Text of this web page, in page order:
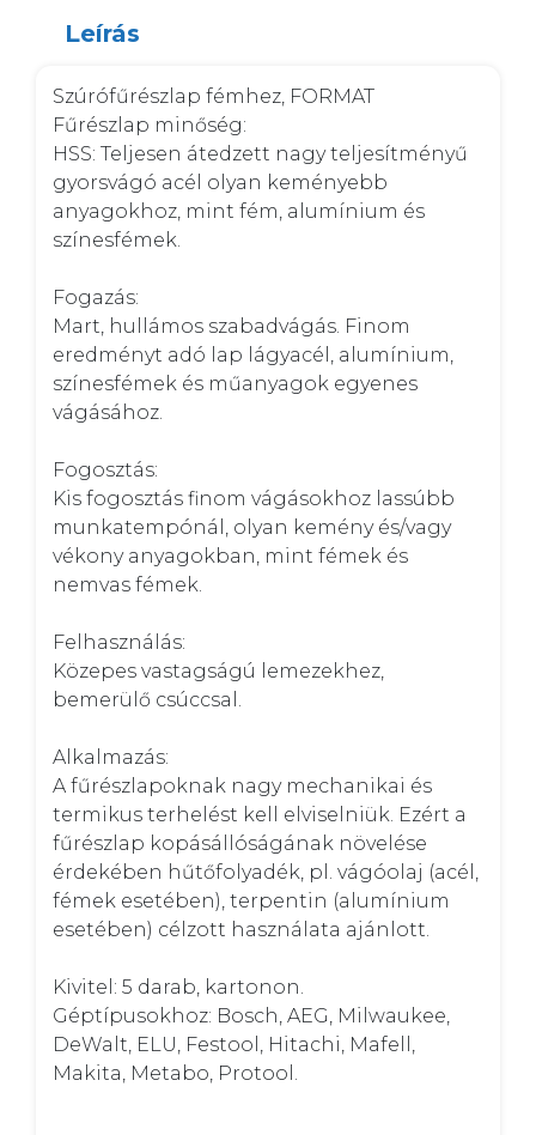
Leírás
Szúrófűrészlap fémhez, FORMAT
Fűrészlap minőség:
HSS: Teljesen átedzett nagy teljesítményű
gyorsvágó acél olyan keményebb
anyagokhoz, mint fém, alumínium és
színesfémek.
Fogazás:
Mart, hullámos szabadvágás. Finom
eredményt adó lap lágyacél, alumínium,
színesfémek és műanyagok egyenes
vágásához.
Fogosztás:
Kis fogosztás finom vágásokhoz lassúbb
munkatempónál, olyan kemény és/vagy
vékony anyagokban, mint fémek és
nemvas fémek.
Felhasználás:
Közepes vastagságú lemezekhez,
bemerülő csúccsal.
Alkalmazás:
A fűrészlapoknak nagy mechanikai és
termikus terhelést kell elviselniük. Ezért a
fűrészlap kopásállóságának növelése
érdekében hűtőfolyadék, pl. vágóolaj (acél,
fémek esetében), terpentin (alumínium
esetében) célzott használata ajánlott.
Kivitel: 5 darab, kartonon.
Géptípusokhoz: Bosch, AEG, Milwaukee,
DeWalt, ELU, Festool, Hitachi, Mafell,
Makita, Metabo, Protool.